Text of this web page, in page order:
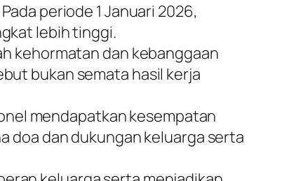
periode 1 Januari 2026,
lebih tinggi.
kehormatan dan kebanggaan
bukan semata hasil kerja
mendapatkan kesempatan
doa dan dukungan keluarga serta